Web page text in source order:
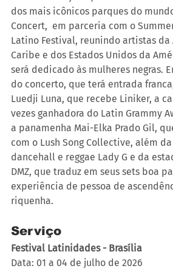
dos mais icônicos parques do
Concert,  em parceria com o
Latino Festival, reunindo artistas
Caribe e dos Estados Unidos da
será dedicado às mulheres negras.
do concerto, que terá entrada
Luedji Luna, que recebe Liniker, a
vezes ganhadora do Latin Grammy
a panamenha Mai-Elka Prado Gil,
com o Lush Song Collective, além
dancehall e reggae Lady G e da
DMZ, que traduz em seus sets boa
experiência de pessoa de
riquenha.
Serviço
Festival Latinidades - Brasília
Data: 01 a 04 de julho de 2026